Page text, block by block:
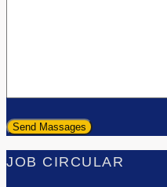
JOB CIRCULAR